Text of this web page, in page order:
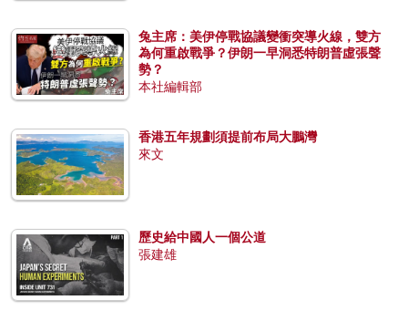
兔主席：美伊停戰協議變衝突導火線，雙方
為何重啟戰爭？伊朗一早洞悉特朗普虛張聲
勢？
本社編輯部
香港五年規劃須提前布局大鵬灣
來文
歷史給中國人一個公道
張建雄